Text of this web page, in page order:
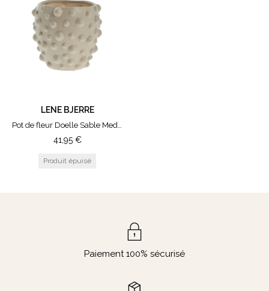
LENE BJERRE
Pot de fleur Doelle Sable Medium
41,95 €
Paiement 100% sécurisé